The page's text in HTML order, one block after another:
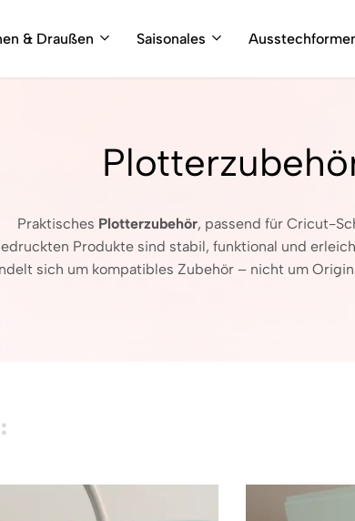
& Draußen Saisonales
Praktisches Plotterzubehör, passend für Cricut-
Produkte sind stabil, funktional und
sich um kompatibles Zubehör – nicht um